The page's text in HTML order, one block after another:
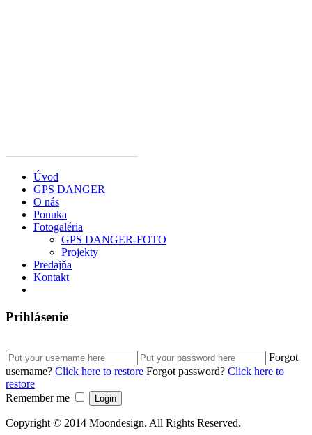
Úvod
GPS DANGER
O nás
Ponuka
Fotogaléria
GPS DANGER-FOTO
Projekty
Predajňa
Kontakt
Prihlásenie
Forgot
username? Click here to restore Forgot password? Click here to
restore
Remember me
Copyright © 2014 Moondesign. All Rights Reserved.